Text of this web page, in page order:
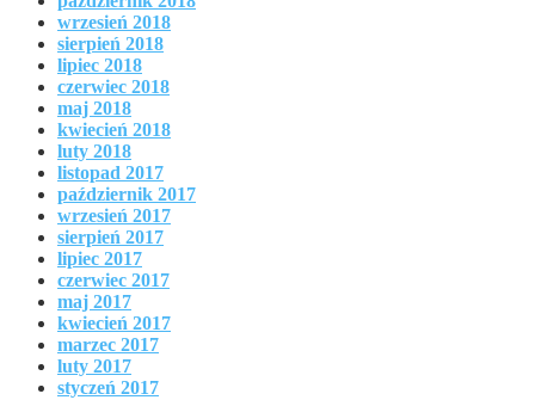
wrzesień 2018
sierpień 2018
lipiec 2018
czerwiec 2018
maj 2018
kwiecień 2018
luty 2018
listopad 2017
październik 2017
wrzesień 2017
sierpień 2017
lipiec 2017
czerwiec 2017
maj 2017
kwiecień 2017
marzec 2017
luty 2017
styczeń 2017